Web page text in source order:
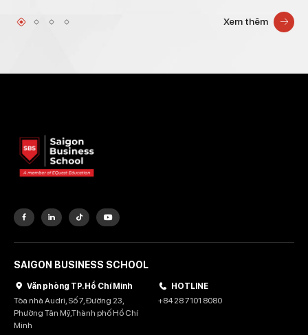
Xem thêm
SAIGON BUSINESS SCHOOL
Văn phòng TP. Hồ Chí Minh
Tòa nhà Audri, Số 7, Đường 23,
Phường Tân Mỹ,Thành phố Hồ Chí
Minh
HOTLINE
+84 28 7101 8080